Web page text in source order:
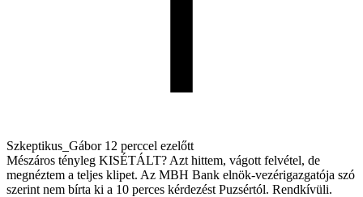
Szkeptikus_Gábor 12 perccel ezelőtt
Mészáros tényleg KISÉTÁLT? Azt hittem, vágott felvétel, de
megnéztem a teljes klipet. Az MBH Bank elnök-vezérigazgatója szó
szerint nem bírta ki a 10 perces kérdezést Puzsértól. Rendkívüli.